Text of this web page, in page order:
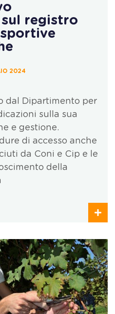
registro
2024
dal Dipartimento per
sulla sua
e gestione.
di accesso anche
da Coni e Cip e le
della